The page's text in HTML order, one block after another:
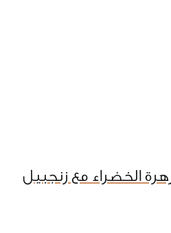
الخضراء مع زنجبيل